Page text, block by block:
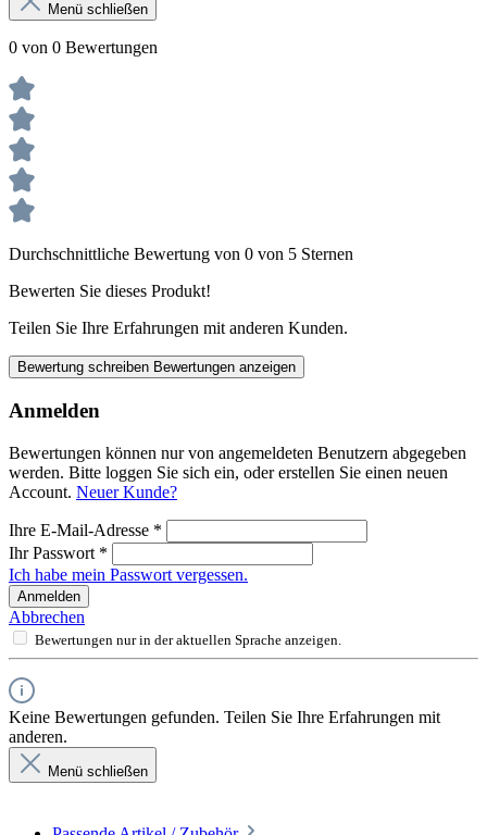
Menü schließen
0 von 0 Bewertungen
Durchschnittliche Bewertung von 0 von 5 Sternen
Bewerten Sie dieses Produkt!
Teilen Sie Ihre Erfahrungen mit anderen Kunden.
Bewertung schreiben Bewertungen anzeigen
Anmelden
Bewertungen können nur von angemeldeten Benutzern abgegeben
werden. Bitte loggen Sie sich ein, oder erstellen Sie einen neuen
Account. Neuer Kunde?
Ihre E-Mail-Adresse *
Ihr Passwort *
Ich habe mein Passwort vergessen.
Anmelden
Abbrechen
Bewertungen nur in der aktuellen Sprache anzeigen.
Keine Bewertungen gefunden. Teilen Sie Ihre Erfahrungen mit
anderen.
Menü schließen